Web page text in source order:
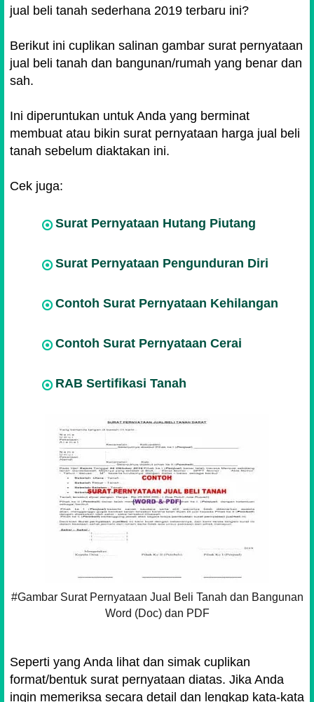
jual beli tanah sederhana 2019 terbaru ini?
Berikut ini cuplikan salinan gambar surat pernyataan
jual beli tanah dan bangunan/rumah yang benar dan
sah.
Ini diperuntukan untuk Anda yang berminat
membuat atau bikin surat pernyataan harga jual beli
tanah sebelum diaktakan ini.
Cek juga:
Surat Pernyataan Hutang Piutang
Surat Pernyataan Pengunduran Diri
Contoh Surat Pernyataan Kehilangan
Contoh Surat Pernyataan Cerai
RAB Sertifikasi Tanah
#Gambar Surat Pernyataan Jual Beli Tanah dan Bangunan
Word (Doc) dan PDF
Seperti yang Anda lihat dan simak cuplikan
format/bentuk surat pernyataan diatas. Jika Anda
ingin memeriksa secara detail dan lengkap kata-kata